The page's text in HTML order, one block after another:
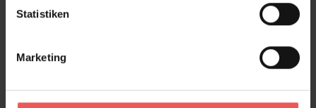
Statistiken
Marketing
Flower Buds, col. 08